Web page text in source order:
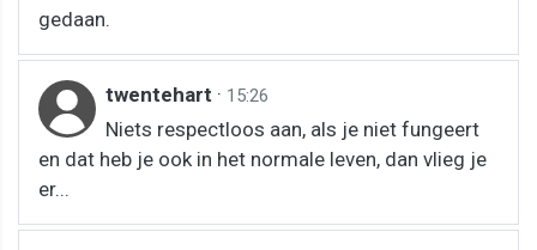
gedaan.
twentehart · 15:26
Niets respectloos aan, als je niet fungeert
en dat heb je ook in het normale leven, dan vlieg je
er...